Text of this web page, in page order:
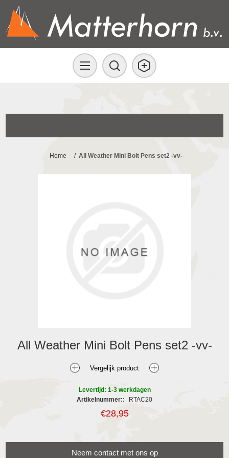
Home / All Weather Mini Bolt Pens set2 -vv-
All Weather Mini Bolt Pens set2 -vv-
Levertijd: 1-3 werkdagen
Artikelnummer::
RTAC20
€28,95
Neem contact met ons op